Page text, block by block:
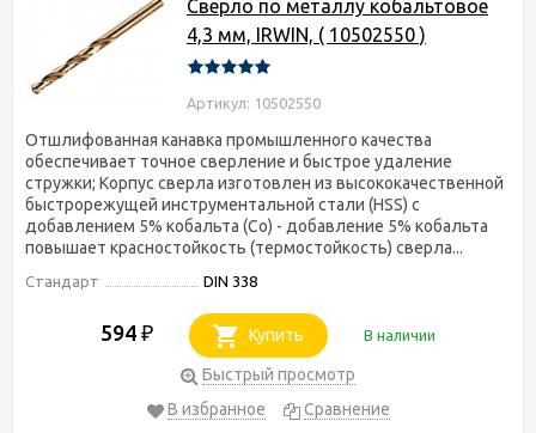
Сверло по металлу кобальтовое
4,3 мм, IRWIN, ( 10502550 )
Артикул: 10502550
Отшлифованная канавка промышленного качества
обеспечивает точное сверление и быстрое удаление
стружки; Корпус сверла изготовлен из высококачественной
быстрорежущей инструментальной стали (HSS) с
добавлением 5% кобальта (Co) - добавление 5% кобальта
повышает красностойкость (термостойкость) сверла...
Стандарт DIN 338
594 ₽ Купить В наличии
Быстрый просмотр
В избранное
Сравнение